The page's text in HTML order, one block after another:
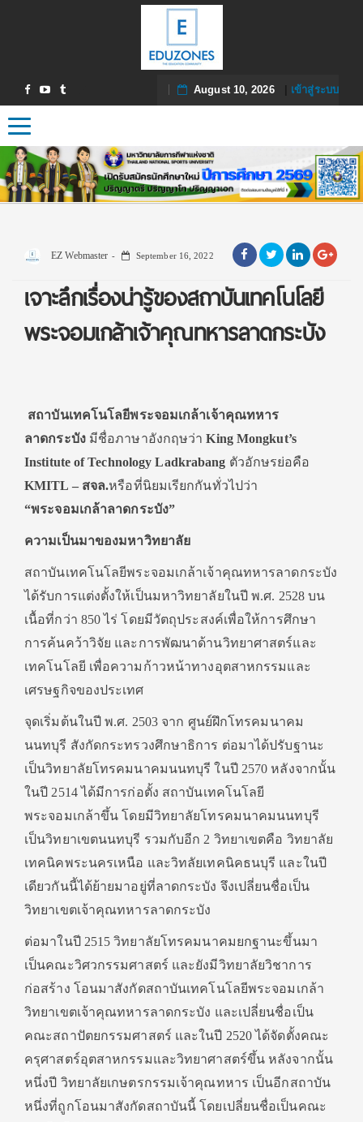
August 10, 2026| เข้าสู่ระบบ
Toggle navigation
EZ Webmaster September 16, 2022
เจาะลึกเรื่องน่ารู้ของสถาบันเทคโนโลยี
พระจอมเกล้าเจ้าคุณทหารลาดกระบัง
สถาบันเทคโนโลยีพระจอมเกล้าเจ้าคุณทหาร
ลาดกระบัง มีชื่อภาษาอังกฤษว่าKing Mongkut’s
Institute of Technology Ladkrabang ตัวอักษรย่อคือ
KMITL – สจล.หรือที่นิยมเรียกกันทั่วไปว่า
“พระจอมเกล้าลาดกระบัง”
ความเป็นมาของมหาวิทยาลัย
สถาบันเทคโนโลยีพระจอมเกล้าเจ้าคุณทหารลาดกระบัง
ได้รับการแต่งตั้งให้เป็นมหาวิทยาลัยในปี พ.ศ. 2528 บน
เนื้อที่กว่า 850 ไร่ โดยมีวัตถุประสงค์เพื่อให้การศึกษา
การค้นคว้าวิจัย และการพัฒนาด้านวิทยาศาสตร์และ
เทคโนโลยี เพื่อความก้าวหน้าทางอุตสาหกรรมและ
เศรษฐกิจของประเทศ
จุดเริ่มต้นในปี พ.ศ. 2503 จาก ศูนย์ฝึกโทรคมนาคม
นนทบุรี สังกัดกระทรวงศึกษาธิการ ต่อมาได้ปรับฐานะ
เป็นวิทยาลัยโทรคมนาคมนนทบุรี ในปี 2570 หลังจากนั้น
ในปี 2514 ได้มีการก่อตั้ง สถาบันเทคโนโลยี
พระจอมเกล้าขึ้น โดยมีวิทยาลัยโทรคมนาคมนนทบุรี
เป็นวิทยาเขตนนทบุรี รวมกับอีก 2 วิทยาเขตคือ วิทยาลัย
เทคนิคพระนครเหนือ และวิทลัยเทคนิคธนบุรี และในปี
เดียวกันนี้ได้ย้ายมาอยู่ที่ลาดกระบัง จึงเปลี่ยนชื่อเป็น
วิทยาเขตเจ้าคุณทหารลาดกระบัง
ต่อมาในปี 2515 วิทยาลัยโทรคมนาคมยกฐานะขึ้นมา
เป็นคณะวิศวกรรมศาสตร์ และยังมีวิทยาลัยวิชาการ
ก่อสร้าง โอนมาสังกัดสถาบันเทคโนโลยีพระจอมเกล้า
วิทยาเขตเจ้าคุณทหารลาดกระบัง และเปลี่ยนชื่อเป็น
คณะสถาปัตยกรรมศาสตร์ และในปี 2520 ได้จัดตั้งคณะ
ครุศาสตร์อุตสาหกรรมและวิทยาศาสตร์ขึ้น หลังจากนั้น
หนึ่งปี วิทยาลัยเกษตรกรรมเจ้าคุณทหาร เป็นอีกสถาบัน
หนึ่งที่ถูกโอนมาสังกัดสถาบันนี้ โดยเปลี่ยนชื่อเป็นคณะ